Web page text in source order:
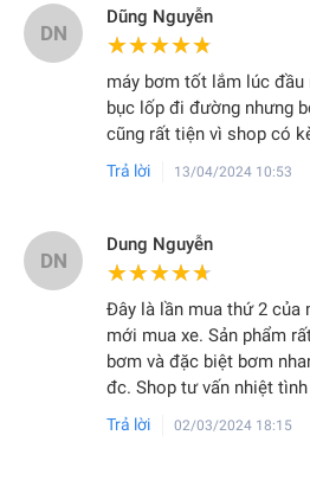
DN
Dũng Nguyễn
★★★★★
★★★★★
máy bơm tốt lắm lúc đầu
bục lốp đi đường nhưng
cũng rất tiện vì shop có
Trả lời 13/04/2024 10:53
DN
Dung Nguyễn
★★★★★
★★★★★
Đây là lần mua thứ 2 của
mới mua xe. Sản phẩm
bơm và đặc biệt bơm
đc. Shop tư vấn nhiệt
Trả lời 02/03/2024 18:15